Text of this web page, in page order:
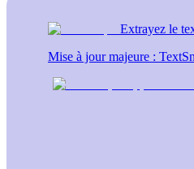
Extrayez le
Mise à jour majeure :